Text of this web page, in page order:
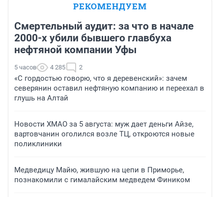
РЕКОМЕНДУЕМ
Смертельный аудит: за что в начале
2000-х убили бывшего главбуха
нефтяной компании Уфы
5 часов 4 285 2
«С гордостью говорю, что я деревенский»: зачем
северянин оставил нефтяную компанию и переехал в
глушь на Алтай
Новости ХМАО за 5 августа: муж дает деньги Айзе,
вартовчанин оголился возле ТЦ, откроются новые
поликлиники
Медведицу Майю, жившую на цепи в Приморье,
познакомили с гималайским медведем Фиником